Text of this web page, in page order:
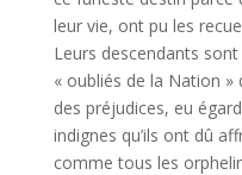
leur vie, ont pu les
Leurs descendants
« oubliés de la Nation
des préjudices, eu
indignes qu’ils ont dû
comme tous les